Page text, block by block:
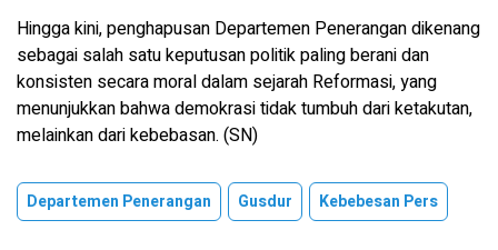
Hingga kini, penghapusan Departemen Penerangan dikenang
sebagai salah satu keputusan politik paling berani dan
konsisten secara moral dalam sejarah Reformasi, yang
menunjukkan bahwa demokrasi tidak tumbuh dari ketakutan,
melainkan dari kebebasan. (SN)
Departemen Penerangan Gusdur Kebebesan Pers